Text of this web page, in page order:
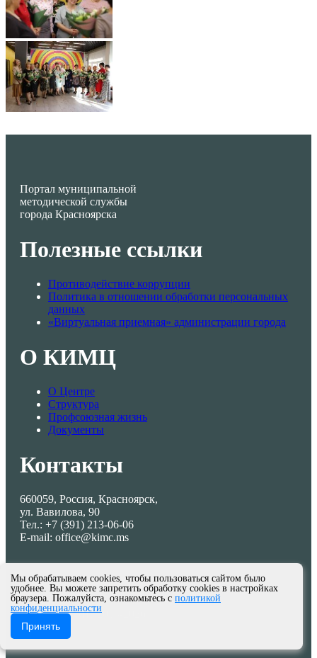
Портал муниципальной
методической службы
города Красноярска
Полезные ссылки
Противодействие коррупции
Политика в отношении обработки персональных
данных
«Виртуальная приемная» администрации города
О КИМЦ
О Центре
Структура
Профсоюзная жизнь
Документы
Контакты
660059, Россия, Красноярск,
ул. Вавилова, 90
Тел.: +7 (391) 213-06-06
E-mail: office@kimc.ms
© МКУ КИМЦ 2013-2026
Мы обрабатываем cookies, чтобы пользоваться сайтом было
удобнее. Вы можете запретить обработку cookies в настройках
браузера. Пожалуйста, ознакомьтесь с политикой
конфиденциальности
Принять